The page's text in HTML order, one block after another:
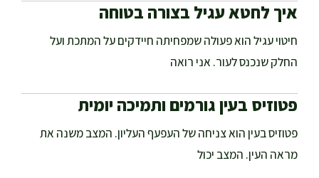
איך לחטא עגיל בצורה בטוחה
חיטוי עגיל הוא פעולה שמפחיתה חיידקים על המתכת ועל
החלק שנכנס לעור. אני רואה
פטוזיס בעין גורמים ותמיכה יומית
פטוזיס בעין הוא צניחה של העפעף העליון. המצב משנה את
מראה העין. המצב יכול